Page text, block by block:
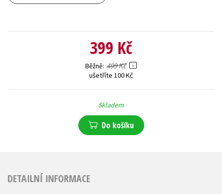
399 Kč
Běžně 499 Kč
ušetříte 100 Kč
Skladem
Do košíku
DETAILNÍ INFORMACE